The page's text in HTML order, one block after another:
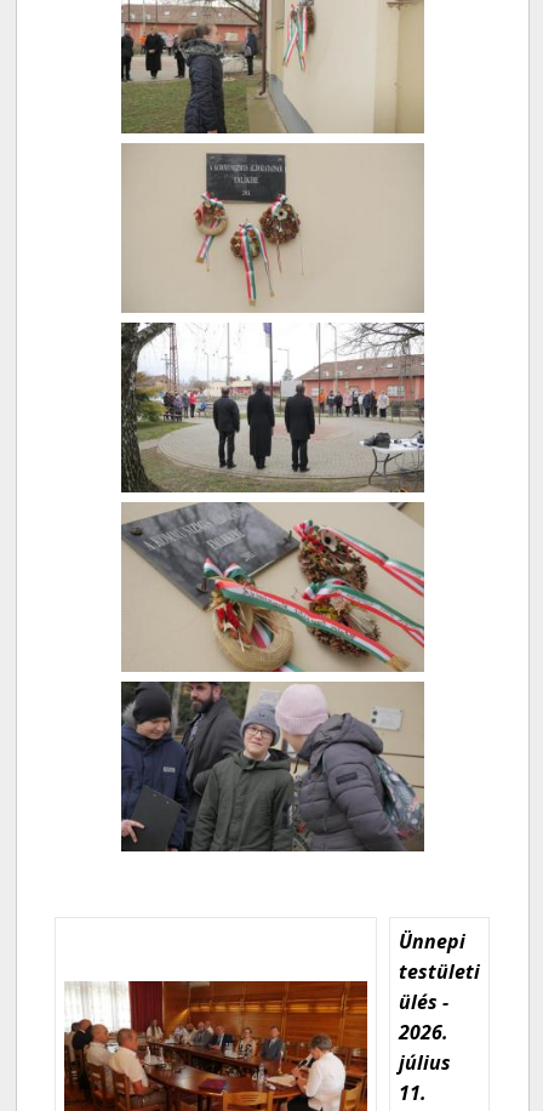
Ünnepi
testületi
ülés -
2026.
július
11.